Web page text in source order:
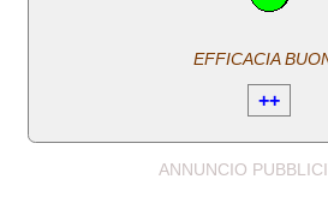
EFFICACIA
++
ANNUNCIO